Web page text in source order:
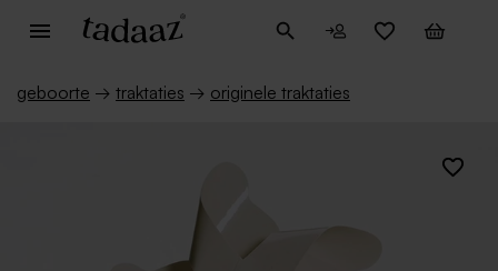
geboorte → traktaties → originele traktaties